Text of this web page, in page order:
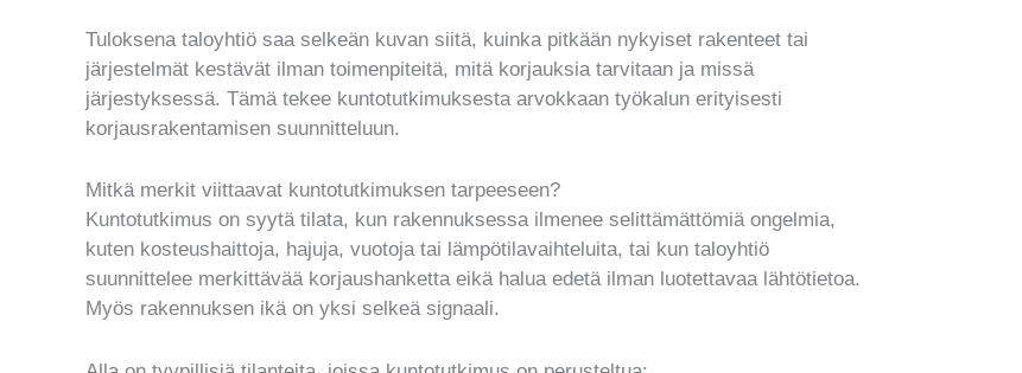
Tuloksena taloyhtiö saa selkeän kuvan siitä, kuinka pitkään nykyiset rakenteet tai
järjestelmät kestävät ilman toimenpiteitä, mitä korjauksia tarvitaan ja missä
järjestyksessä. Tämä tekee kuntotutkimuksesta arvokkaan työkalun erityisesti
korjausrakentamisen suunnitteluun.
Mitkä merkit viittaavat kuntotutkimuksen tarpeeseen?
Kuntotutkimus on syytä tilata, kun rakennuksessa ilmenee selittämättömiä ongelmia,
kuten kosteushaittoja, hajuja, vuotoja tai lämpötilavaihteluita, tai kun taloyhtiö
suunnittelee merkittävää korjaushanketta eikä halua edetä ilman luotettavaa lähtötietoa.
Myös rakennuksen ikä on yksi selkeä signaali.